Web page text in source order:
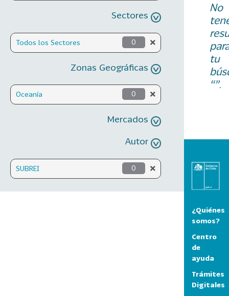
Sectores
Todos los Sectores 0
Zonas Geográficas
Oceanía 0
Mercados
Autor
SUBREI 0
No
tu
“”.
¿Quiénes
somos?
Centro
de
ayuda
Trámites
Digitales